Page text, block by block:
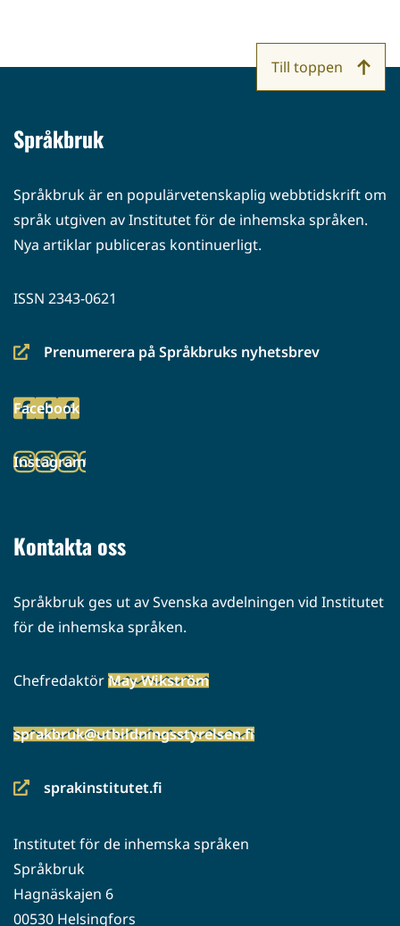
Språkbruk
Språkbruk är en populärvetenskaplig webbtidskrift om
språk utgiven av Institutet för de inhemska språken.
Nya artiklar publiceras kontinuerligt.
ISSN 2343-0621
Prenumerera på Språkbruks nyhetsbrev
(siirryt
palveluun)
Facebook
(siirryt
palveluun)
Instagram
(siirryt
Kontakta oss
Språkbruk ges ut av Svenska avdelningen vid Institutet
för de inhemska språken.
ChefredaktörMay Wikström
sprakbruk@utbildningsstyrelsen.fi
sprakinstitutet.fi
(siirryt
palveluun)
Institutet för de inhemska språken
Språkbruk
Hagnäskajen 6
00530 Helsingfors
Till toppen